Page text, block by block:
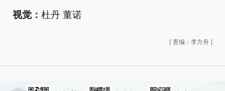
视觉： 杜丹 董诺
[ 责编：李方舟 ]